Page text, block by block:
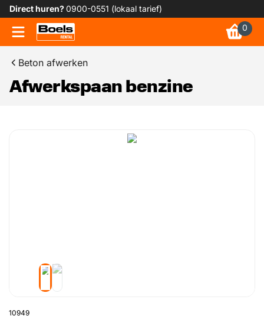
Direct huren?0900-0551 (lokaal tarief)
0
Beton afwerken
Afwerkspaan benzine
10949